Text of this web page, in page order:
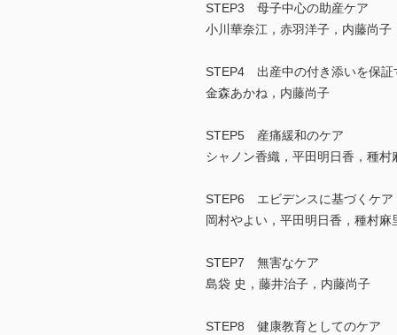
STEP3 母子中心の助産ケア
小川華奈江，赤羽洋子，内藤尚子
STEP4 出産中の付き添いを保証
金森あかね，内藤尚子
STEP5 産痛緩和のケア
シャノン香織，平田明日香，種
STEP6 エビデンスに基づくケア
岡村やよい，平田明日香，種村
STEP7 無害なケア
島袋 史，藤井治子，内藤尚子
STEP8 健康教育としてのケア